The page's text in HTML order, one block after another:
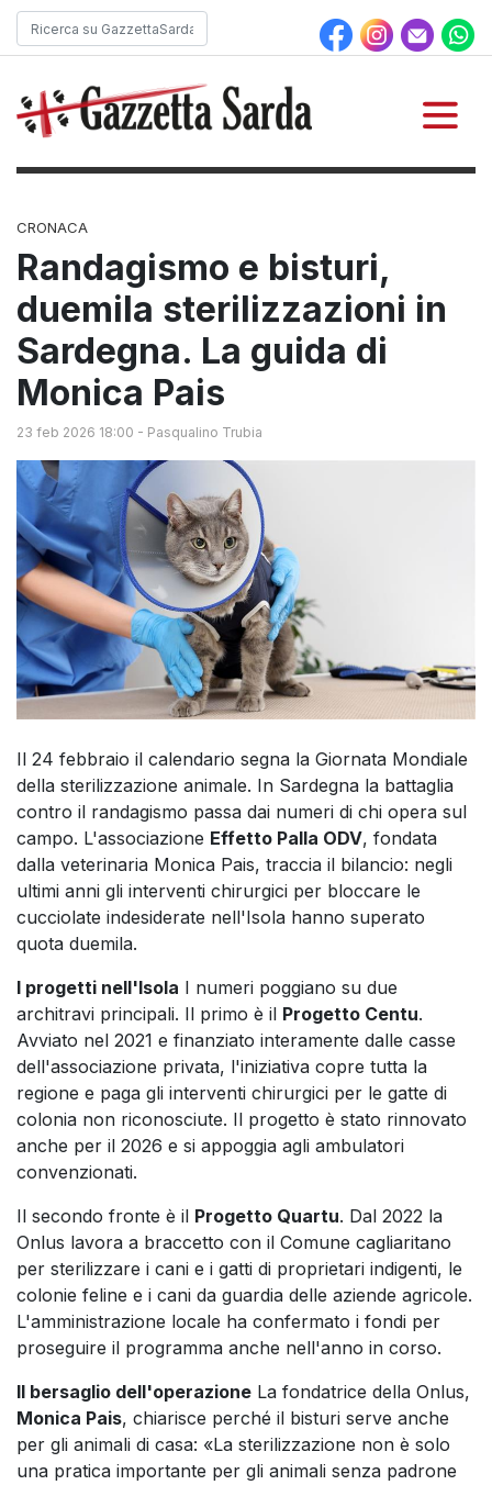
CRONACA
Randagismo e bisturi,
duemila sterilizzazioni in
Sardegna. La guida di
Monica Pais
23 feb 2026 18:00 - Pasqualino Trubia
Il 24 febbraio il calendario segna la Giornata Mondiale
della sterilizzazione animale. In Sardegna la battaglia
contro il randagismo passa dai numeri di chi opera sul
campo. L'associazione Effetto Palla ODV, fondata
dalla veterinaria Monica Pais, traccia il bilancio: negli
ultimi anni gli interventi chirurgici per bloccare le
cucciolate indesiderate nell'Isola hanno superato
quota duemila.
I progetti nell'Isola I numeri poggiano su due
architravi principali. Il primo è il Progetto Centu.
Avviato nel 2021 e finanziato interamente dalle casse
dell'associazione privata, l'iniziativa copre tutta la
regione e paga gli interventi chirurgici per le gatte di
colonia non riconosciute. Il progetto è stato rinnovato
anche per il 2026 e si appoggia agli ambulatori
convenzionati.
Il secondo fronte è il Progetto Quartu. Dal 2022 la
Onlus lavora a braccetto con il Comune cagliaritano
per sterilizzare i cani e i gatti di proprietari indigenti, le
colonie feline e i cani da guardia delle aziende agricole.
L'amministrazione locale ha confermato i fondi per
proseguire il programma anche nell'anno in corso.
Il bersaglio dell'operazione La fondatrice della Onlus,
Monica Pais, chiarisce perché il bisturi serve anche
per gli animali di casa: «La sterilizzazione non è solo
una pratica importante per gli animali senza padrone